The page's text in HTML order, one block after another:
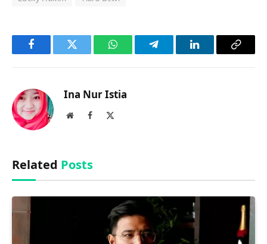
FacebookTwitter WhatsAppTelegramLinkedInCopy
Ina Nur Istia
WebsiteFacebook
Related Posts